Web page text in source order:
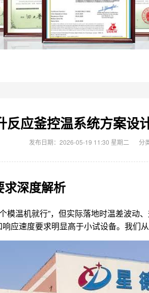
反应釜控温系统方案设
发布日期：2026-05-19 11:30 星期二 分
求深度解析
模温机就行”，但实际落地时温差波
应速度要求明显高于小试设备。我们